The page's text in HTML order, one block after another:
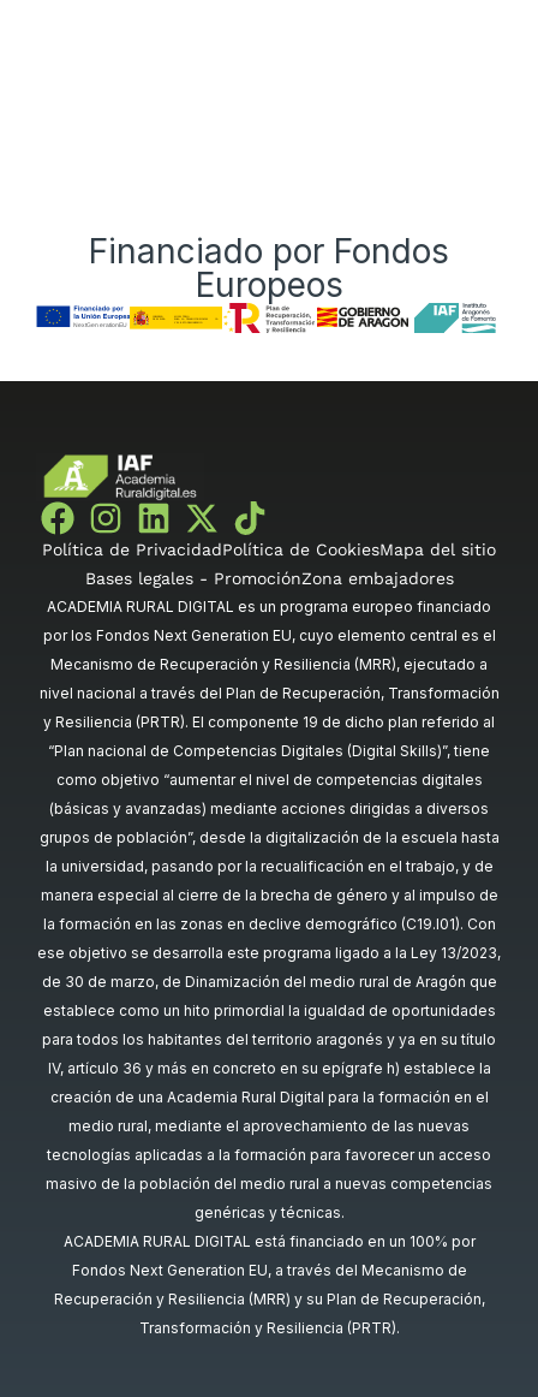
Financiado por Fondos
Europeos
Política de PrivacidadPolítica de CookiesMapa del sitio
Bases legales - PromociónZona embajadores
ACADEMIA RURAL DIGITAL es un programa europeo financiado
por los Fondos Next Generation EU, cuyo elemento central es el
Mecanismo de Recuperación y Resiliencia (MRR), ejecutado a
nivel nacional a través del Plan de Recuperación, Transformación
y Resiliencia (PRTR). El componente 19 de dicho plan referido al
“Plan nacional de Competencias Digitales (Digital Skills)”, tiene
como objetivo “aumentar el nivel de competencias digitales
(básicas y avanzadas) mediante acciones dirigidas a diversos
grupos de población”, desde la digitalización de la escuela hasta
la universidad, pasando por la recualificación en el trabajo, y de
manera especial al cierre de la brecha de género y al impulso de
la formación en las zonas en declive demográfico (C19.I01). Con
ese objetivo se desarrolla este programa ligado a la Ley 13/2023,
de 30 de marzo, de Dinamización del medio rural de Aragón que
establece como un hito primordial la igualdad de oportunidades
para todos los habitantes del territorio aragonés y ya en su título
IV, artículo 36 y más en concreto en su epígrafe h) establece la
creación de una Academia Rural Digital para la formación en el
medio rural, mediante el aprovechamiento de las nuevas
tecnologías aplicadas a la formación para favorecer un acceso
masivo de la población del medio rural a nuevas competencias
genéricas y técnicas.
ACADEMIA RURAL DIGITAL está financiado en un 100% por
Fondos Next Generation EU, a través del Mecanismo de
Recuperación y Resiliencia (MRR) y su Plan de Recuperación,
Transformación y Resiliencia (PRTR).